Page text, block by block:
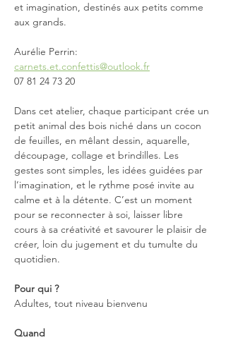
et imagination, destinés aux petits comme
aux grands.
Aurélie Perrin:
carnets.et.confettis@outlook.fr
07 81 24 73 20
Dans cet atelier, chaque participant crée un
petit animal des bois niché dans un cocon
de feuilles, en mêlant dessin, aquarelle,
découpage, collage et brindilles. Les
gestes sont simples, les idées guidées par
l’imagination, et le rythme posé invite au
calme et à la détente. C’est un moment
pour se reconnecter à soi, laisser libre
cours à sa créativité et savourer le plaisir de
créer, loin du jugement et du tumulte du
quotidien.
Pour qui ?
Adultes, tout niveau bienvenu
Quand